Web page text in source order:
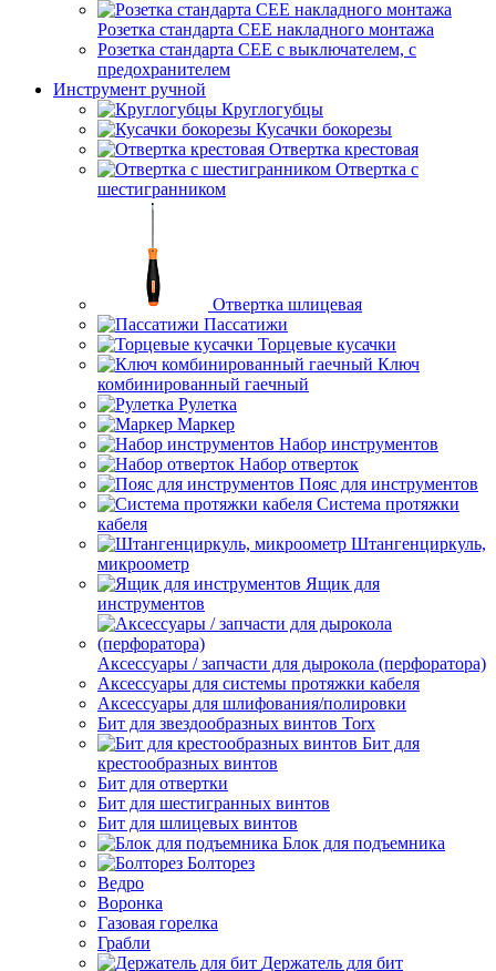
Розетка стандарта СЕЕ накладного монтажа
Розетка стандарта СЕЕ с выключателем, с
предохранителем
Инструмент ручной
Круглогубцы
Кусачки бокорезы
Отвертка крестовая
Отвертка с
шестигранником
Отвертка шлицевая
Пассатижи
Торцевые кусачки
Ключ
комбинированный гаечный
Рулетка
Маркер
Набор инструментов
Набор отверток
Пояс для инструментов
Система протяжки
кабеля
Штангенциркуль,
микроометр
Ящик для
инструментов
Аксессуары / запчасти для дырокола (перфоратора)
Аксессуары для системы протяжки кабеля
Аксессуары для шлифования/полировки
Бит для звездообразных винтов Torx
Бит для
крестообразных винтов
Бит для отвертки
Бит для шестигранных винтов
Бит для шлицевых винтов
Блок для подъемника
Болторез
Ведро
Воронка
Газовая горелка
Грабли
Держатель для бит